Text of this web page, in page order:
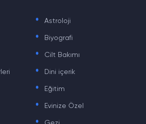
. Astroloji
. Biyografi
. Cilt Bakımı
. Dini içerik
. Eğitim
. Evinize Özel
.